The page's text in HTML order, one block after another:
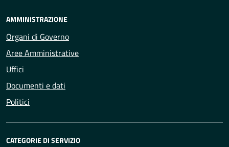
AMMINISTRAZIONE
Organi di Governo
Aree Amministrative
Uffici
Documenti e dati
Politici
CATEGORIE DI SERVIZIO